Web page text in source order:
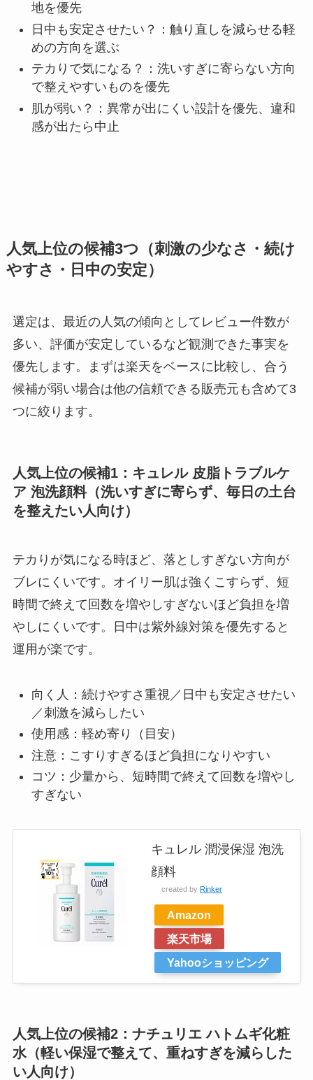
地を優先
日中も安定させたい？：触り直しを減らせる軽
めの方向を選ぶ
テカりで気になる？：洗いすぎに寄らない方向
で整えやすいものを優先
肌が弱い？：異常が出にくい設計を優先、違和
感が出たら中止
人気上位の候補3つ（刺激の少なさ・続け
やすさ・日中の安定）
選定は、最近の人気の傾向としてレビュー件数が
多い、評価が安定しているなど観測できた事実を
優先します。まずは楽天をベースに比較し、合う
候補が弱い場合は他の信頼できる販売元も含めて3
つに絞ります。
人気上位の候補1：キュレル 皮脂トラブルケ
ア 泡洗顔料（洗いすぎに寄らず、毎日の土台
を整えたい人向け）
テカりが気になる時ほど、落としすぎない方向が
ブレにくいです。オイリー肌は強くこすらず、短
時間で終えて回数を増やしすぎないほど負担を増
やしにくいです。日中は紫外線対策を優先すると
運用が楽です。
向く人：続けやすさ重視／日中も安定させたい
／刺激を減らしたい
使用感：軽め寄り（目安）
注意：こすりすぎるほど負担になりやすい
コツ：少量から、短時間で終えて回数を増やし
すぎない
キュレル 潤浸保湿 泡洗
顔料
created by Rinker
Amazon
楽天市場
Yahooショッピング
人気上位の候補2：ナチュリエ ハトムギ化粧
水（軽い保湿で整えて、重ねすぎを減らした
い人向け）